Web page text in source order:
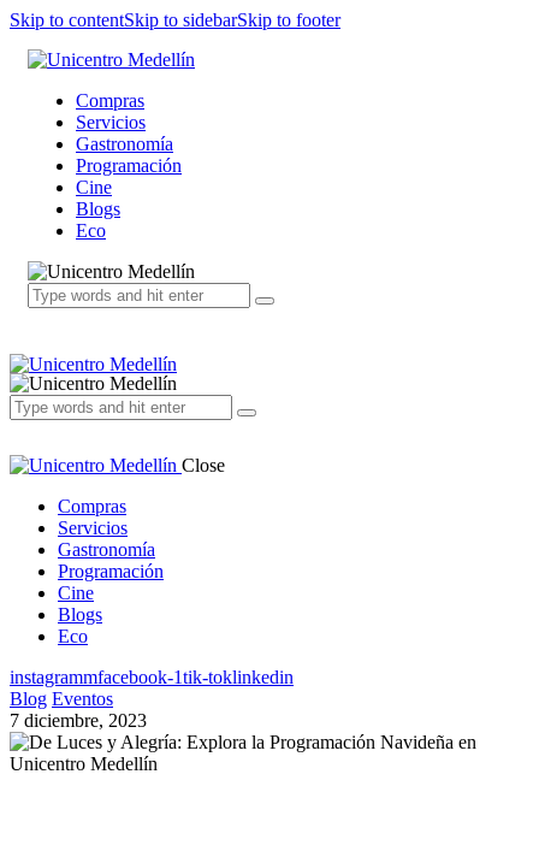
Skip to contentSkip to sidebarSkip to footer
Compras
Servicios
Gastronomía
Programación
Cine
Blogs
Eco
Close
Compras
Servicios
Gastronomía
Programación
Cine
Blogs
Eco
instagrammfacebook-1tik-toklinkedin
Blog Eventos
7 diciembre, 2023